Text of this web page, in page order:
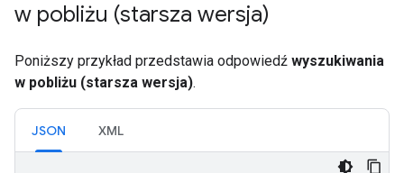
w pobliżu (starsza wersja)
Poniższy przykład przedstawia odpowiedź wyszukiwania
w pobliżu (starsza wersja).
JSON XML